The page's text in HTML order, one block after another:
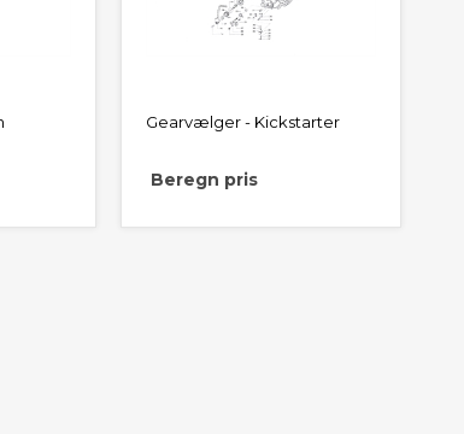
Gearvælger - Kickstarter
Beregn pris